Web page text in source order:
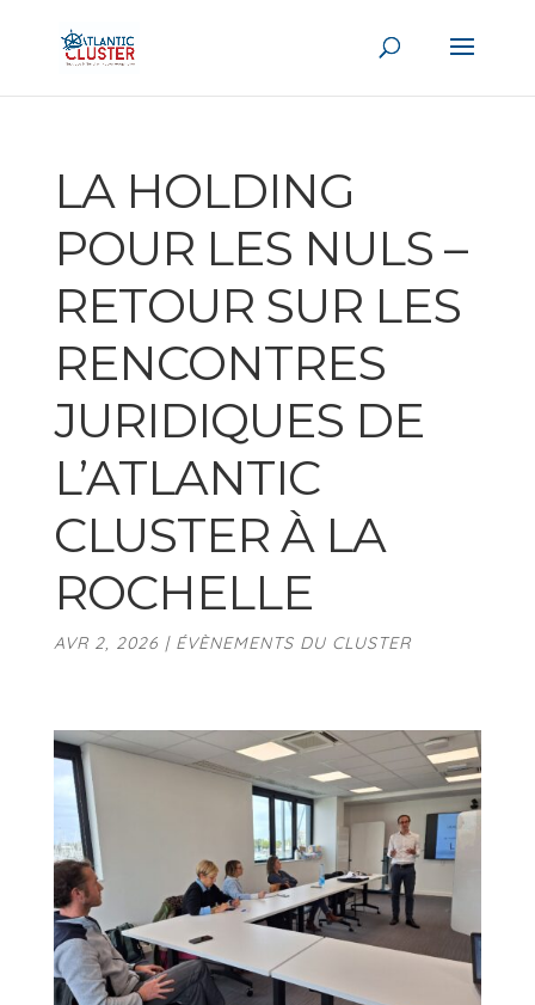
LA HOLDING
POUR LES NULS –
RETOUR SUR LES
RENCONTRES
JURIDIQUES DE
L’ATLANTIC
CLUSTER À LA
ROCHELLE
AVR 2, 2026 | ÉVÈNEMENTS DU CLUSTER